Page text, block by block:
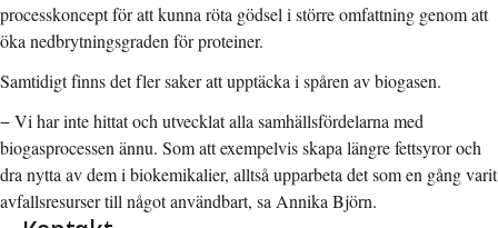
processkoncept för att kunna röta gödsel i större omfattning genom att
öka nedbrytningsgraden för proteiner.
Samtidigt finns det fler saker att upptäcka i spåren av biogasen.
− Vi har inte hittat och utvecklat alla samhällsfördelarna med
biogasprocessen ännu. Som att exempelvis skapa längre fettsyror och
dra nytta av dem i biokemikalier, alltså upparbeta det som en gång varit
avfallsresurser till något användbart, sa Annika Björn.